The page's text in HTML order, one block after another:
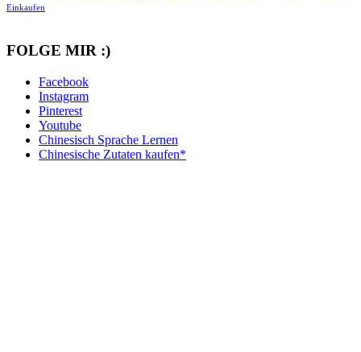
Einkaufen
FOLGE MIR :)
Facebook
Instagram
Pinterest
Youtube
Chinesisch Sprache Lernen
Chinesische Zutaten kaufen*